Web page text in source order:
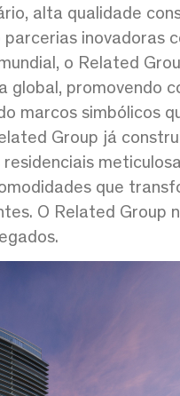
alta qualidade
parcerias inovadoras
o Related
global, promovendo
marcos simbólicos
Group já
que
O Related Group